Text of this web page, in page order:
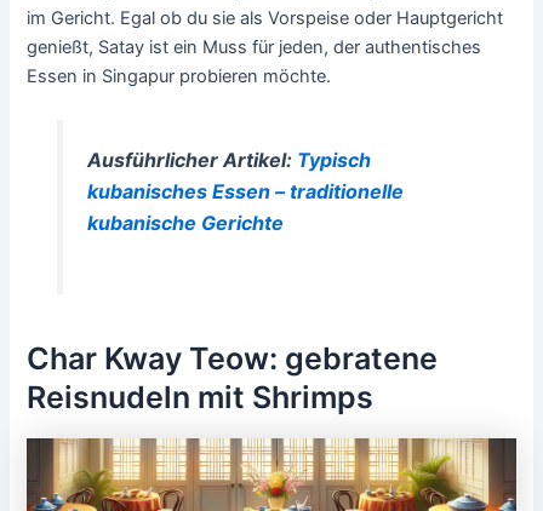
im Gericht. Egal ob du sie als Vorspeise oder Hauptgericht
genießt, Satay ist ein Muss für jeden, der authentisches
Essen in Singapur probieren möchte.
Ausführlicher Artikel: Typisch
kubanisches Essen – traditionelle
kubanische Gerichte
Char Kway Teow: gebratene
Reisnudeln mit Shrimps